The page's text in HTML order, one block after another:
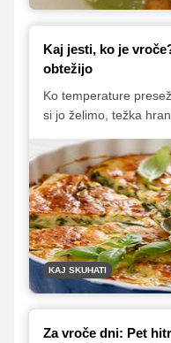
Kaj jesti, ko je
obtežijo
Ko temperature
si jo želimo, težka
obrokih. V tem članku
in okusnih jedi, ki so
občutka teže, z veliko
KAJ SKUHATI
Za vroče dni: Pet